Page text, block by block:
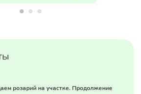
розарий на участке. Продолжение